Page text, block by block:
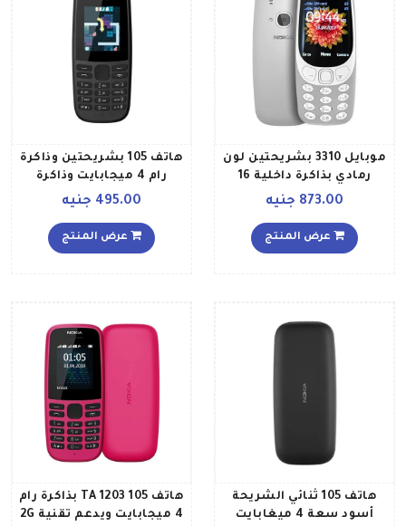
موبايل 3310 بشريحتين لون
رمادي بذاكرة داخلية 16
ميجابايت يدعم تقنية 2G
873.00 جنيه
عرض المنتج
هاتف 105 بشريحتين وذاكرة
رام 4 ميجابايت وذاكرة
داخلية سعة 4 ميجابايت 495.00 جنيه
عرض المنتج
هاتف 105 ثنائي الشريحة
أسود سعة 4 ميغابايت
هاتف 105 TA 1203 بذاكرة رام
4 ميجابايت ويدعم تقنية 2G